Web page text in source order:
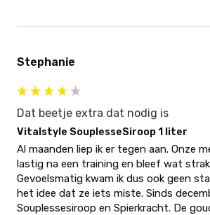
Stephanie
Dat beetje extra dat nodig is
Vitalstyle SouplesseSiroop 1 liter
Al maanden liep ik er tegen aan. Onze
lastig na een training en bleef wat
Gevoelsmatig kwam ik dus ook geen
het idee dat ze iets miste. Sinds
Souplessesiroop en Spierkracht. De